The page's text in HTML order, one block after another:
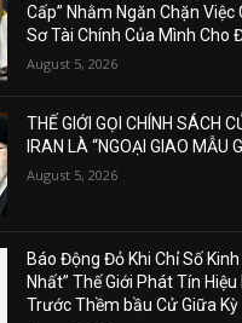
Cấp” Nhằm Ngăn Chặn Việc
Sơ Tài Chính Của Mình Cho
August 5, 2026
THẾ GIỚI GỌI CHÍNH SÁCH
IRAN LÀ “NGOẠI GIAO MẪU
August 5, 2026
Báo Động Đỏ Khi Chỉ Số
Nhất” Thế Giới Phát Tín
Trước Thềm bầu Cử Giữa Kỳ